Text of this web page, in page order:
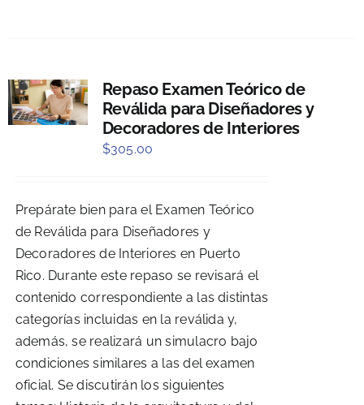
Repaso Examen Teórico de
Reválida para Diseñadores y
Decoradores de Interiores
$305.00
Prepárate bien para el Examen Teórico
de Reválida para Diseñadores y
Decoradores de Interiores en Puerto
Rico. Durante este repaso se revisará el
contenido correspondiente a las distintas
categorías incluidas en la reválida y,
además, se realizará un simulacro bajo
condiciones similares a las del examen
oficial. Se discutirán los siguientes